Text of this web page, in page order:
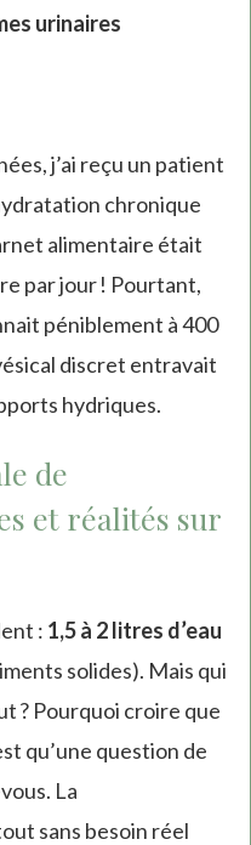
urinaires
j’ai reçu un patient
chronique
alimentaire était
par jour ! Pourtant,
péniblement à 400
discret entravait
hydriques.
de
et réalités sur
: 1,5 à 2 litres d’eau
solides). Mais qui
? Pourquoi croire que
qu’une question de
La
sans besoin réel